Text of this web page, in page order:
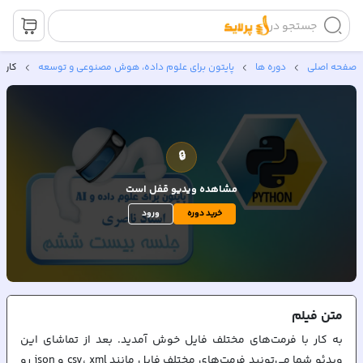
جستجو در
صفحه اصلی دوره ها پایتون برای علوم داده، هوش مصنوعی و توسعه
🔒
مشاهده ویدیوقفل است
خرید دوره ورود
متن فیلم
به کار با فرمت‌های مختلف فایل خوش آمدید. بعد از تماشای این